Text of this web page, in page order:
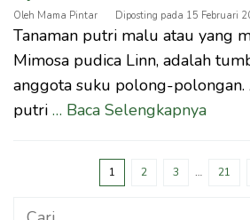
Oleh Mama Pintar Diposting pada 15 Februari
Tanaman putri malu atau yang
Mimosa pudica Linn, adalah
anggota suku polong-polongan.
putri … Baca Selengkapnya
1 2 3 … 21
Cari